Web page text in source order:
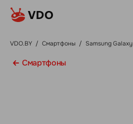
VDO.BY / Смартфоны / Samsung Galaxy
Смартфоны